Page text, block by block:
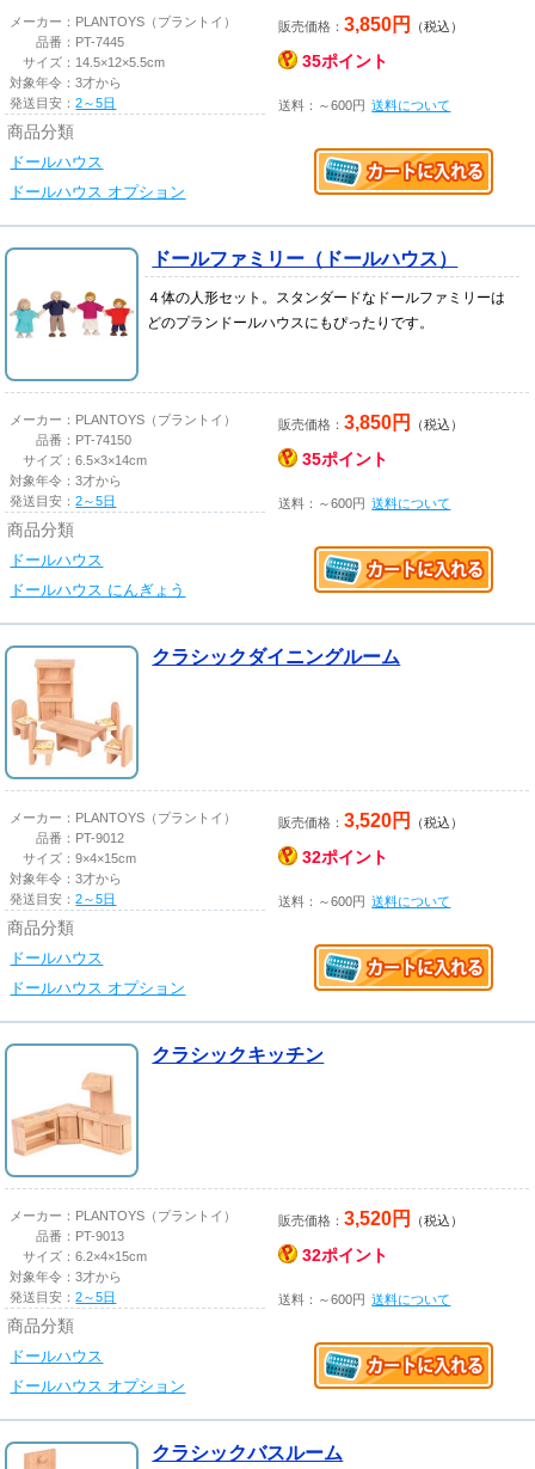
メーカー： PLANTOYS（プラントイ）
品番： PT-7445
サイズ： 14.5×12×5.5cm
対象年令：3才から
発送目安：2～5日
商品分類
ドールハウス
ドールハウス オプション
販売価格：3,850円 （税込）
35ポイント
送料：～600円 送料について
ドールファミリー（ドールハウス）
４体の人形セット。スタンダードなドールファミリーは
どのプランドールハウスにもぴったりです。
メーカー： PLANTOYS（プラントイ）
品番： PT-74150
サイズ：6.5×3×14cm
対象年令：3才から
発送目安：2～5日
商品分類
ドールハウス
ドールハウス にんぎょう
販売価格：3,850円 （税込）
35ポイント
送料：～600円 送料について
クラシックダイニングルーム
メーカー： PLANTOYS（プラントイ）
品番： PT-9012
サイズ：9×4×15cm
対象年令：3才から
発送目安：2～5日
商品分類
ドールハウス
ドールハウス オプション
販売価格：3,520円 （税込）
32ポイント
送料：～600円 送料について
クラシックキッチン
メーカー： PLANTOYS（プラントイ）
品番： PT-9013
サイズ：6.2×4×15cm
対象年令：3才から
発送目安：2～5日
商品分類
ドールハウス
ドールハウス オプション
販売価格：3,520円 （税込）
32ポイント
送料：～600円 送料について
クラシックバスルーム